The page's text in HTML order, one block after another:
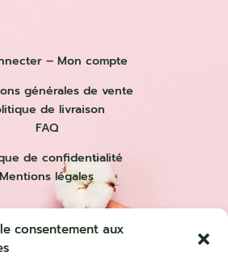
consentement aux
– Mon compte
générales de vente
de livraison
FAQ
de confidentialité
Mentions légales